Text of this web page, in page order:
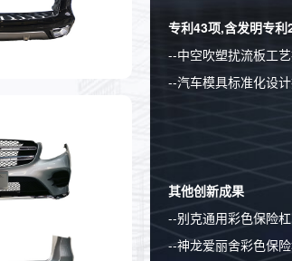
专利43项,含发明专利
--中空吹塑扰流板工
--汽车模具标准化设
其他创新成果
--别克通用彩色保险
--神龙爱丽舍彩色保